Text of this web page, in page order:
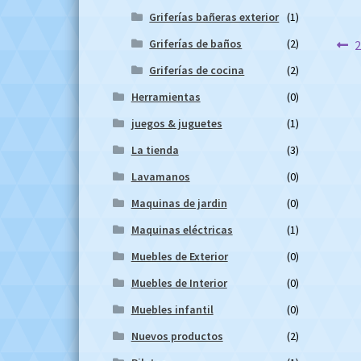
Griferías bañeras exterior (1)
Griferías de baños
(2)
Griferías de cocina
(2)
Herramientas
(0)
juegos & juguetes
(1)
La tienda
(3)
Lavamanos
(0)
Maquinas de jardin
(0)
Maquinas eléctricas
(1)
Muebles de Exterior
(0)
Muebles de Interior
(0)
Muebles infantil
(0)
Nuevos productos
(2)